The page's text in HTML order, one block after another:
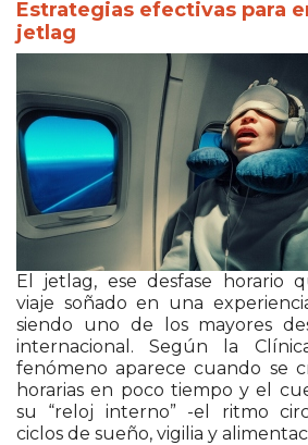
Estrategias efectivas para
jetlag
El jetlag, ese desfase horario
viaje soñado en una
siendo uno de los mayores
internacional. Según la
fenómeno aparece cuando se
horarias en poco tiempo y el
su “reloj interno” -el ritmo
ciclos de sueño, vigilia y